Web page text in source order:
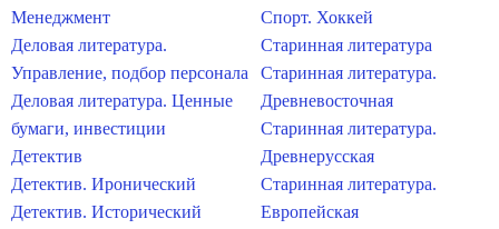
Менеджмент
Деловая литература.
Управление, подбор персонала
Деловая литература. Ценные
бумаги, инвестиции
Детектив
Детектив. Иронический
Детектив. Исторический
Спорт. Хоккей
Старинная литература
Старинная литература.
Древневосточная
Старинная литература.
Древнерусская
Старинная литература.
Европейская